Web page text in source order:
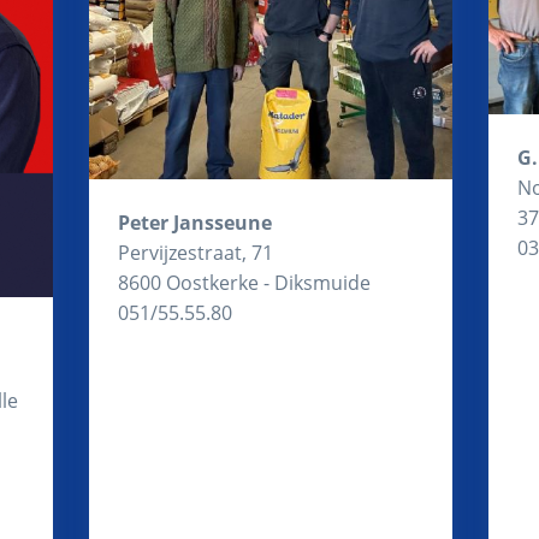
Peter Jansseune
Pervijzestraat, 71
8600 Oostkerke - Diksmuide
051/55.55.80